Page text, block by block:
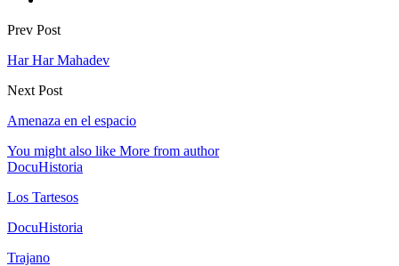
Prev Post
Har Har Mahadev
Next Post
Amenaza en el espacio
You might also like More from author
DocuHistoria
Los Tartesos
DocuHistoria
Trajano